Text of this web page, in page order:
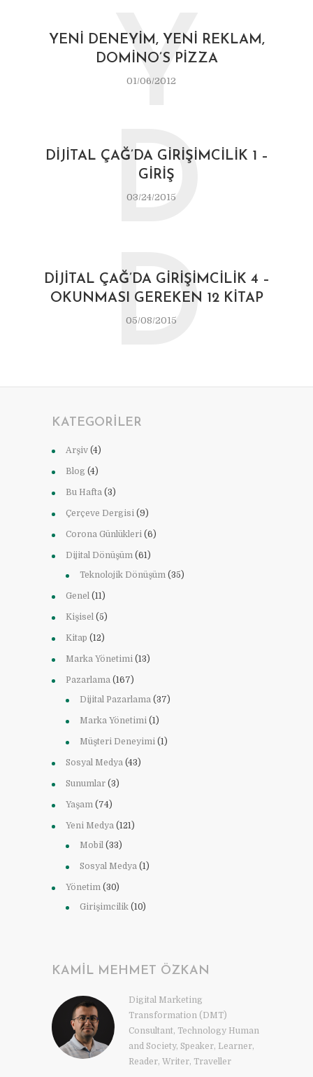
YENI DENEYIM, YENI REKLAM,
DOMINO’S PIZZA
01/06/2012
Y
DIJITAL ÇAĞ’DA GIRIŞIMCILIK 1 –
GIRIŞ
03/24/2015
D
DIJITAL ÇAĞ’DA GIRIŞIMCILIK 4 –
OKUNMASI GEREKEN 12 KITAP
05/08/2015
D
KATEGORILER
Arşiv (4)
Blog (4)
Bu Hafta (3)
Çerçeve Dergisi (9)
Corona Günlükleri (6)
Dijital Dönüşüm (61)
Teknolojik Dönüşüm (35)
Genel (11)
Kişisel (5)
Kitap (12)
Marka Yönetimi (13)
Pazarlama (167)
Dijital Pazarlama (37)
Marka Yönetimi (1)
Müşteri Deneyimi (1)
Sosyal Medya (43)
Sunumlar (3)
Yaşam (74)
Yeni Medya (121)
Mobil (33)
Sosyal Medya (1)
Yönetim (30)
Girişimcilik (10)
KAMIL MEHMET ÖZKAN
Digital Marketing
Transformation (DMT)
Consultant, Technology Human
and Society, Speaker, Learner,
Reader, Writer, Traveller